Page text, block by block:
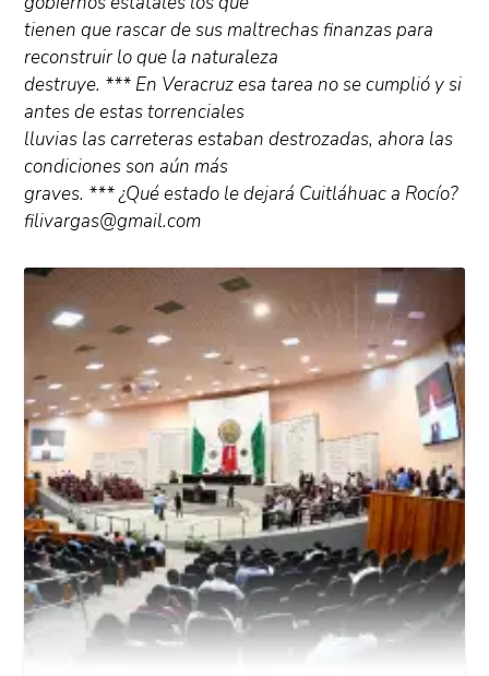
tienen que rascar de sus maltrechas finanzas para
reconstruir lo que la naturaleza
destruye. *** En Veracruz esa tarea no se cumplió y si
antes de estas torrenciales
lluvias las carreteras estaban destrozadas, ahora las
condiciones son aún más
graves. *** ¿Qué estado le dejará Cuitláhuac a Rocío?
filivargas@gmail.com